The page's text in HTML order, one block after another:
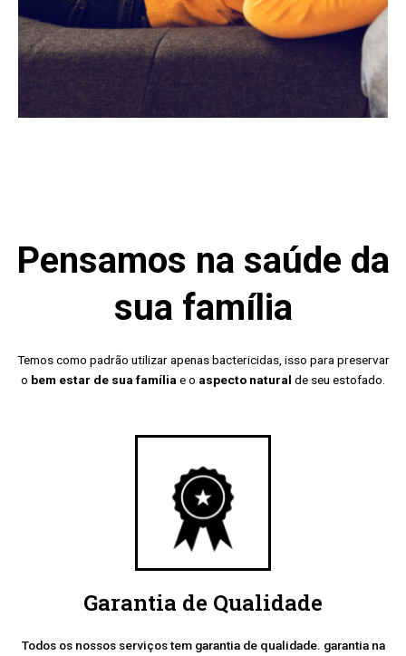
Pensamos na saúde da
sua família
Temos como padrão utilizar apenas bactericidas, isso para preservar
o bem estar de sua família e o aspecto natural de seu estofado.
Garantia de Qualidade
Todos os nossos serviços tem garantia de qualidade. garantia na